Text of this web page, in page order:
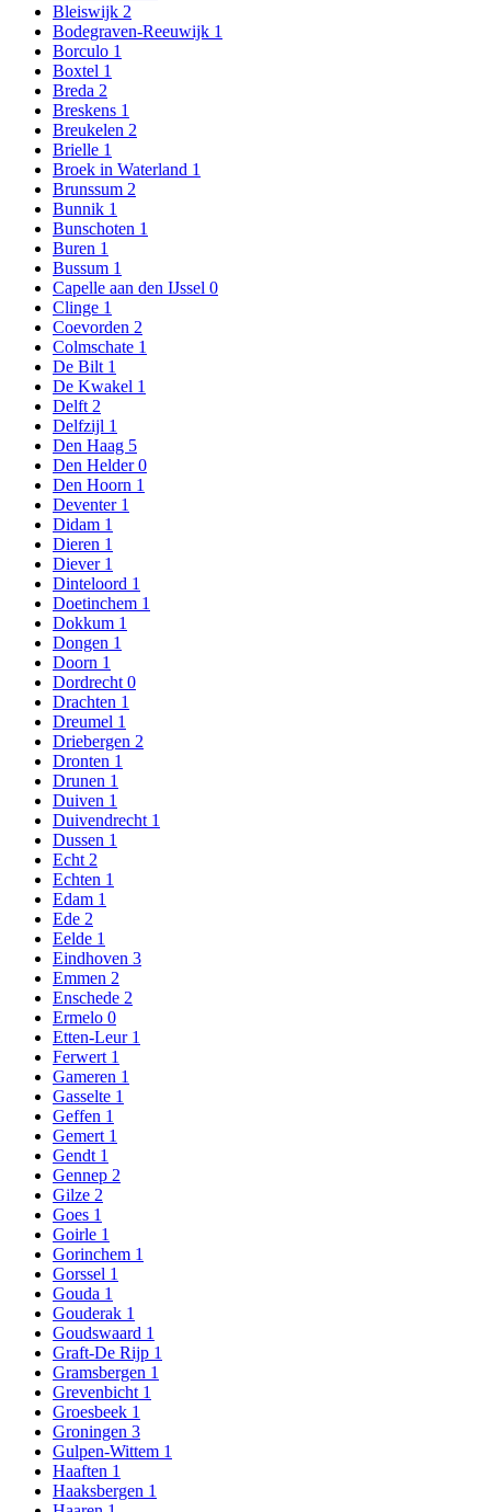
Bleiswijk 2
Bodegraven-Reeuwijk 1
Borculo 1
Boxtel 1
Breda 2
Breskens 1
Breukelen 2
Brielle 1
Broek in Waterland 1
Brunssum 2
Bunnik 1
Bunschoten 1
Buren 1
Bussum 1
Capelle aan den IJssel 0
Clinge 1
Coevorden 2
Colmschate 1
De Bilt 1
De Kwakel 1
Delft 2
Delfzijl 1
Den Haag 5
Den Helder0
Den Hoorn 1
Deventer 1
Didam 1
Dieren 1
Diever 1
Dinteloord 1
Doetinchem 1
Dokkum 1
Dongen 1
Doorn 1
Dordrecht 0
Drachten 1
Dreumel 1
Driebergen 2
Dronten 1
Drunen 1
Duiven 1
Duivendrecht 1
Dussen 1
Echt 2
Echten 1
Edam 1
Ede 2
Eelde 1
Eindhoven 3
Emmen 2
Enschede 2
Ermelo 0
Etten-Leur 1
Ferwert 1
Gameren 1
Gasselte 1
Geffen 1
Gemert 1
Gendt 1
Gennep 2
Gilze 2
Goes 1
Goirle 1
Gorinchem 1
Gorssel 1
Gouda 1
Gouderak 1
Goudswaard 1
Graft-De Rijp 1
Gramsbergen 1
Grevenbicht 1
Groesbeek 1
Groningen 3
Gulpen-Wittem 1
Haaften 1
Haaksbergen 1